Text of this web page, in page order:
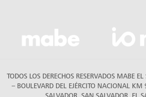
TODOS LOS DERECHOS RESERVADOS MABE
– BOULEVARD DEL EJÉRCITO NACIONAL